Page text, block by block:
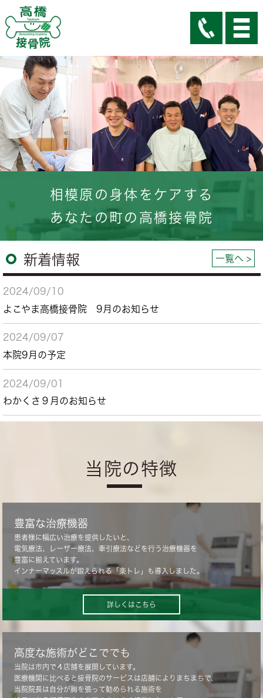
相模原の身体をケアする
あなたの町の高橋接骨院
新着情報 一覧へ >
2024/09/10
よこやま高橋接骨院 9月のお知らせ
2024/09/07
本院9月の予定
2024/09/01
わかくさ９月のお知らせ
当院の特徴
豊富な治療機器
患者様に幅広い治療を提供したいと、
電気療法、レーザー療法、牽引療法などを行う治療機器を
豊富に揃えています。
インナーマッスルが鍛えられる「楽トレ」も導入しました。
詳しくはこちら
高度な施術がどこででも
当院は市内で４店舗を展開しています。
医療機関に比べると接骨院のサービスは店舗によりまちまちで、
当院院長は自分が胸を張って勧められる施術を